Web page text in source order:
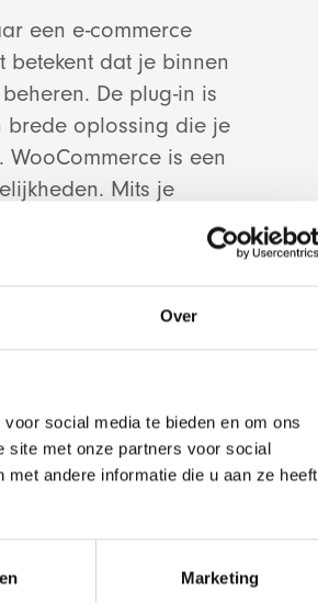
Over
social media te bieden en om ons
site met onze partners voor social
andere informatie die u aan ze heeft
Marketing
een e-commerce
betekent dat je binnen
De plug-in is
brede oplossing die je
WooCommerce is een
Mits je
merken we in de
je snel tegen